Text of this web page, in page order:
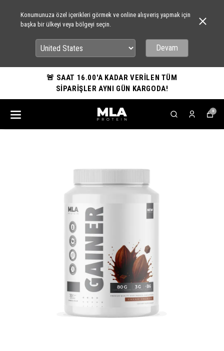
Konumunuza özel içerikleri görmek ve online alışveriş yapmak için
başka bir ülkeyi veya bölgeyi seçin.
Devam
🚨 SAAT 16.00'A KADAR VERİLEN TÜM
SİPARİŞLER AYNI GÜN KARGODA!
0